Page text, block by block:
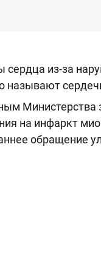
сердца из-за
называют
на инфаркт
обращение